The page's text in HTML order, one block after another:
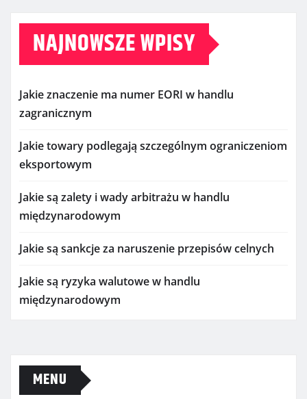
NAJNOWSZE WPISY
Jakie znaczenie ma numer EORI w handlu
zagranicznym
Jakie towary podlegają szczególnym ograniczeniom
eksportowym
Jakie są zalety i wady arbitrażu w handlu
międzynarodowym
Jakie są sankcje za naruszenie przepisów celnych
Jakie są ryzyka walutowe w handlu
międzynarodowym
MENU